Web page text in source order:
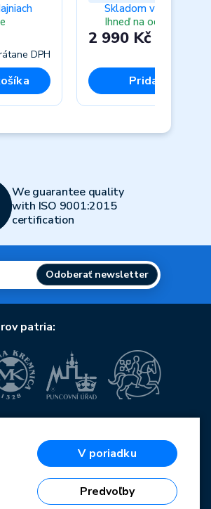
DPH
Skladom v 5
Ihneď na odoslanie
2 990 Kč
Pridať do
We guarantee quality
with ISO 9001:2015
certification
Odoberať newsletter
patria:
a inovácie pre konkurencieschopnosť
pre regionálny rozvoj
budúcnosti
V poriadku
Predvoľby